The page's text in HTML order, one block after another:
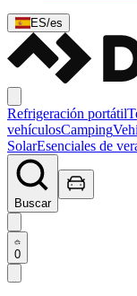
ES/es
Refrigeración portátil
vehículosCamping
SolarEsenciales de
Buscar
0